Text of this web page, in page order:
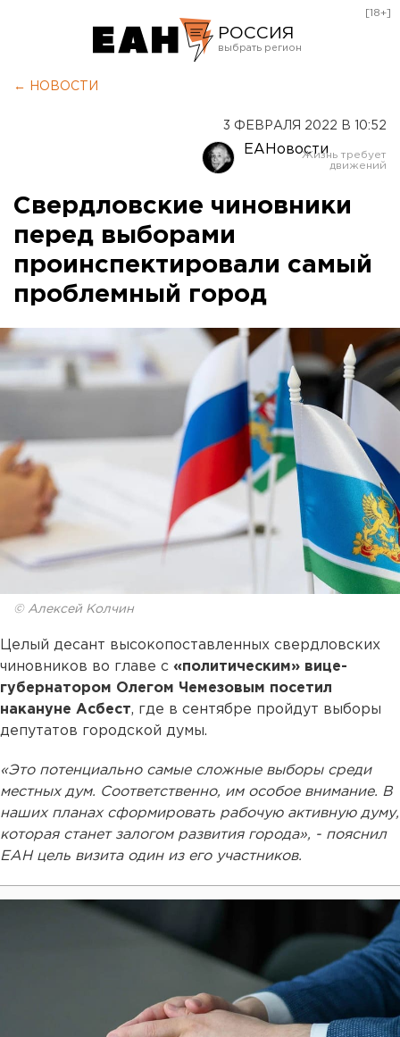
РОССИЯ
Оренбург
[18+]
← НОВОСТИ
3 ФЕВРАЛЯ 2022 В 10:52
ЕАНовости
Свердловские чиновники
перед выборами
проинспектировали самый
проблемный город
© Алексей Колчин
Целый десант высокопоставленных свердловских
чиновников во главе с «политическим» вице-
губернатором Олегом Чемезовым посетил
накануне Асбест, где в сентябре пройдут выборы
депутатов городской думы.
«Это потенциально самые сложные выборы среди
местных дум. Соответственно, им особое внимание. В
наших планах сформировать рабочую активную думу,
которая станет залогом развития города», - пояснил
ЕАН цель визита один из его участников.